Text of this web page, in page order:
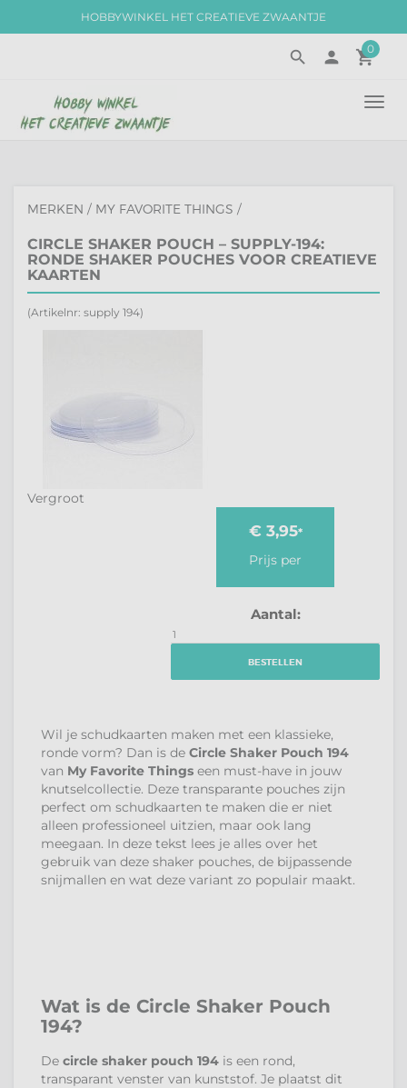
HOBBYWINKEL HET CREATIEVE ZWAANTJE
local_grocery_store
0
search person
MERKEN / MY FAVORITE THINGS /
CIRCLE SHAKER POUCH – SUPPLY-194:
RONDE SHAKER POUCHES VOOR CREATIEVE
KAARTEN
(Artikelnr: supply 194)
Vergroot
€ 3,95*
Prijs per
Aantal:
BESTELLEN
Wil je schudkaarten maken met een klassieke,
ronde vorm? Dan is de Circle Shaker Pouch 194
van My Favorite Things een must-have in jouw
knutselcollectie. Deze transparante pouches zijn
perfect om schudkaarten te maken die er niet
alleen professioneel uitzien, maar ook lang
meegaan. In deze tekst lees je alles over het
gebruik van deze shaker pouches, de bijpassende
snijmallen en wat deze variant zo populair maakt.
Wat is de Circle Shaker Pouch
194?
De circle shaker pouch 194 is een rond,
transparant venster van kunststof. Je plaatst dit